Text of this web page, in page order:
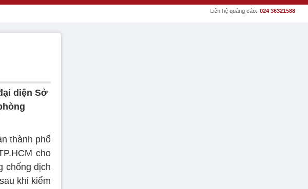
Liên hệ quảng cáo: 024 36321588
diện Sở
thành phố
cho
chống dịch
khi kiểm